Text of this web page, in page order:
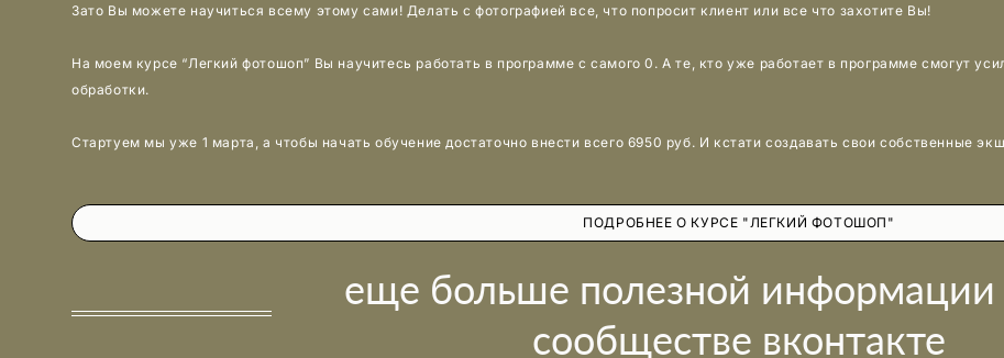
Зато Вы можете научиться всему этому сами! Делать с фотографией все, что попросит клиент или все что захотите Вы!
На моем курсе “Легкий фотошоп” Вы научитесь работать в программе с самого 0. А те, кто уже работает в программе смогут
обработки.
Стартуем мы уже 1 марта, а чтобы начать обучение достаточно внести всего 6950 руб. И кстати создавать свои собственные
ПОДРОБНЕЕ О КУРСЕ "ЛЕГКИЙ ФОТОШОП"
еще больше полезной
сообществе вконтакте